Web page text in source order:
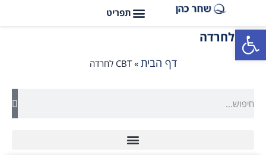
פתח סרגל נגישות
CBT לחרדה
דף הבית »CBT לחרדה